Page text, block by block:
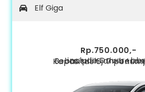
Elf Giga
Rp.750.000,-
include
Bebas pilih jam
Kapasitas 6-7